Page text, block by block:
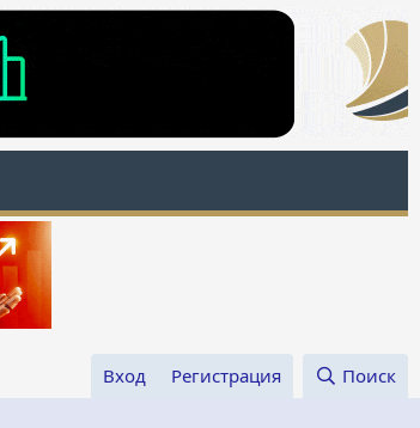
Вход Регистрация Поиск